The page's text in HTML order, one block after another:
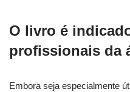
O livro é
profissionais da
Embora seja especialmente